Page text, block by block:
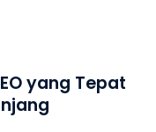
yang Tepat